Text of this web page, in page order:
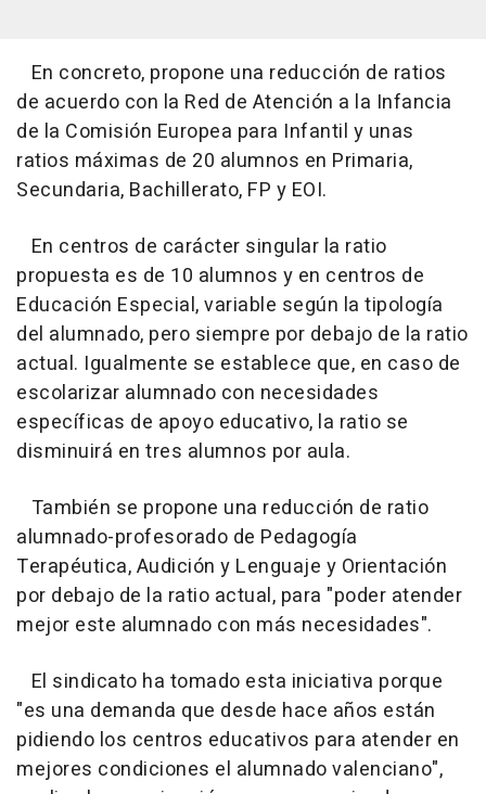
En concreto, propone una reducción de ratios
de acuerdo con la Red de Atención a la Infancia
de la Comisión Europea para Infantil y unas
ratios máximas de 20 alumnos en Primaria,
Secundaria, Bachillerato, FP y EOI.
En centros de carácter singular la ratio
propuesta es de 10 alumnos y en centros de
Educación Especial, variable según la tipología
del alumnado, pero siempre por debajo de la ratio
actual. Igualmente se establece que, en caso de
escolarizar alumnado con necesidades
específicas de apoyo educativo, la ratio se
disminuirá en tres alumnos por aula.
También se propone una reducción de ratio
alumnado-profesorado de Pedagogía
Terapéutica, Audición y Lenguaje y Orientación
por debajo de la ratio actual, para "poder atender
mejor este alumnado con más necesidades".
El sindicato ha tomado esta iniciativa porque
"es una demanda que desde hace años están
pidiendo los centros educativos para atender en
mejores condiciones el alumnado valenciano",